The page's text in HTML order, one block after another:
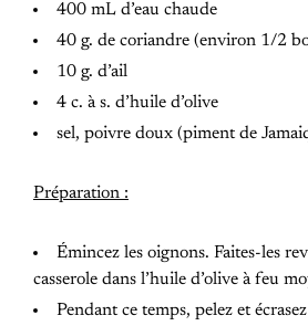
400 mL d’eau chaude
40 g. de coriandre (environ 1/2
10 g. d’ail
4 c. à s. d’huile d’olive
sel, poivre doux (piment de
Préparation :
Émincez les oignons. Faites-les
casserole dans l’huile d’olive à feu
Pendant ce temps, pelez et